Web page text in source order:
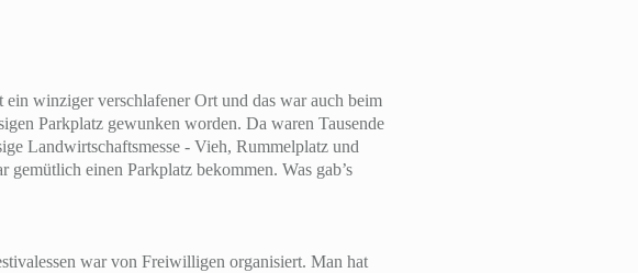
winziger verschlafener Ort und das war auch beim
Parkplatz gewunken worden. Da waren Tausende
Landwirtschaftsmesse - Vieh, Rummelplatz und
einen Parkplatz bekommen. Was gab’s
war von Freiwilligen organisiert. Man hat